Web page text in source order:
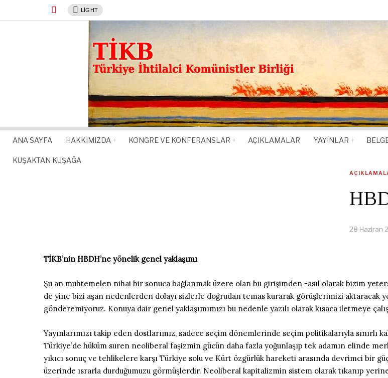
LIGHT
ANA SAYFA HAKKIMIZDA KONGRE VE KONFERANSLAR AÇIKLAMALAR YAYINLAR
KUŞAKTAN KUŞAĞA
28 Haziran
TİKB’nin HBDH’ne yönelik genel yaklaşımı
Şu an muhtemelen nihai bir sonuca bağlanmak üzere olan bu girişimden -asıl olarak bizim
de yine bizi aşan nedenlerden dolayı sizlerle doğrudan temas kurarak görüşlerimizi aktaracak
gönderemiyoruz. Konuya dair genel yaklaşımımızı bu nedenle yazılı olarak kısaca iletmeye
Yayınlarımızı takip eden dostlarımız, sadece seçim dönemlerinde seçim politikalarıyla sınırlı kalmamakla b‏irlikte özellikle 7 Haziran
Türkiye’de hüküm suren neoliberal faşizmin gücün daha fazla yoğunlaşıp tek adamın elinde
yıkıcı sonuç ve tehlikelere karşı Türkiye solu ve Kürt özgürlük hareketi arasında devrimci bir
üzerinde ısrarla durduğumuzu görmüşlerdir. Neoliberal kapitalizmin sistem olarak tıkanıp